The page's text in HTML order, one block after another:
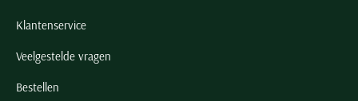
Klantenservice
Veelgestelde vragen
Bestellen